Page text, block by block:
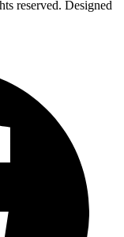
reserved. Designed